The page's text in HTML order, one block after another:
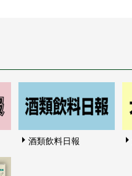
酒類飲料日報